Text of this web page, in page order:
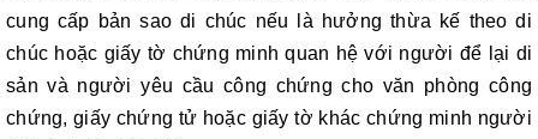
cung cấp bản sao di chúc nếu là hưởng thừa kế theo di
chúc hoặc giấy tờ chứng minh quan hệ với người để lại di
sản và người yêu cầu công chứng cho văn phòng công
chứng, giấy chứng tử hoặc giấy tờ khác chứng minh người